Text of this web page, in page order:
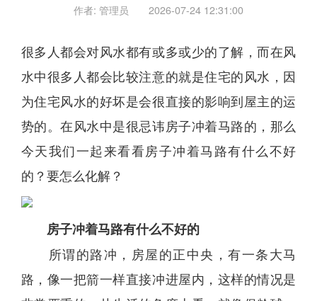
作者: 管理员 2026-07-24 12:31:00
很多人都会对风水都有或多或少的了解，而在风
水中很多人都会比较注意的就是住宅的风水 ，因
为住宅风水的好坏是会很直接的影响到屋主的运
势的。在风水中是很忌讳房子冲着马路的，那么
今天我们一起来看看房子冲着马路有什么不好
的？要怎么化解？
房子冲着马路有什么不好的
所谓的路冲，房屋的正中央，有一条大马
路，像一把箭一样直接冲进屋内，这样的情况是